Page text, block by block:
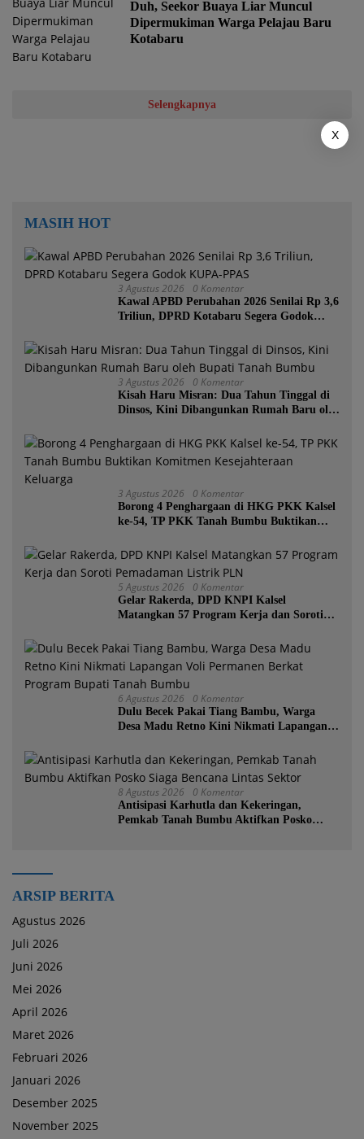
Duh, Seekor Buaya Liar Muncul
Dipermukiman Warga Pelajau Baru
Kotabaru
Selengkapnya
MASIH HOT
3 Agustus 2026 0 Komentar
Kawal APBD Perubahan 2026 Senilai Rp 3,6
Triliun, DPRD Kotabaru Segera Godok
3 Agustus 2026 0 Komentar
Kisah Haru Misran: Dua Tahun Tinggal di
Dinsos, Kini Dibangunkan Rumah Baru oleh
3 Agustus 2026 0 Komentar
Borong 4 Penghargaan di HKG PKK Kalsel
ke-54, TP PKK Tanah Bumbu Buktikan
5 Agustus 2026 0 Komentar
Gelar Rakerda, DPD KNPI Kalsel
Matangkan 57 Program Kerja dan Soroti
6 Agustus 2026 0 Komentar
Dulu Becek Pakai Tiang Bambu, Warga
Desa Madu Retno Kini Nikmati Lapangan
Tanah Bumbu
8 Agustus 2026 0 Komentar
Antisipasi Karhutla dan Kekeringan,
Pemkab Tanah Bumbu Aktifkan Posko
ARSIP BERITA
Agustus 2026
Juli 2026
Juni 2026
Mei 2026
April 2026
Maret 2026
Februari 2026
Januari 2026
Desember 2025
November 2025
X